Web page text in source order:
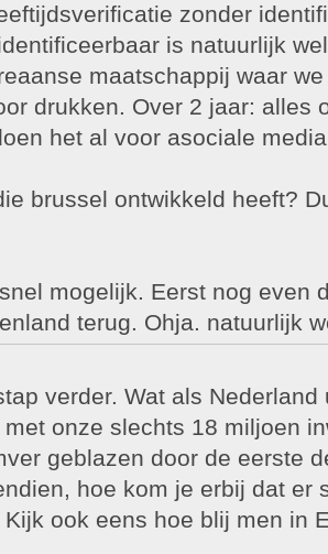
zonder
is natuurlijk
maatschappij waar
drukken. Over 2 jaar: alles
het al voor asociale
brussel ontwikkeld heeft?
mogelijk. Eerst nog even
terug. Ohja. natuurlijk
verder. Wat als
onze slechts 18 miljoen
geblazen door de eerste
hoe kom je erbij dat er
ook eens hoe blij men in